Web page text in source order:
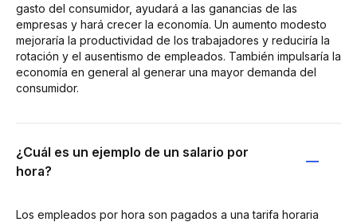
gasto del consumidor, ayudará a las ganancias de las
empresas y hará crecer la economía. Un aumento modesto
mejoraría la productividad de los trabajadores y reduciría la
rotación y el ausentismo de empleados. También impulsaría la
economía en general al generar una mayor demanda del
consumidor.
¿Cuál es un ejemplo de un salario por
hora?
Los empleados por hora son pagados a una tarifa horaria